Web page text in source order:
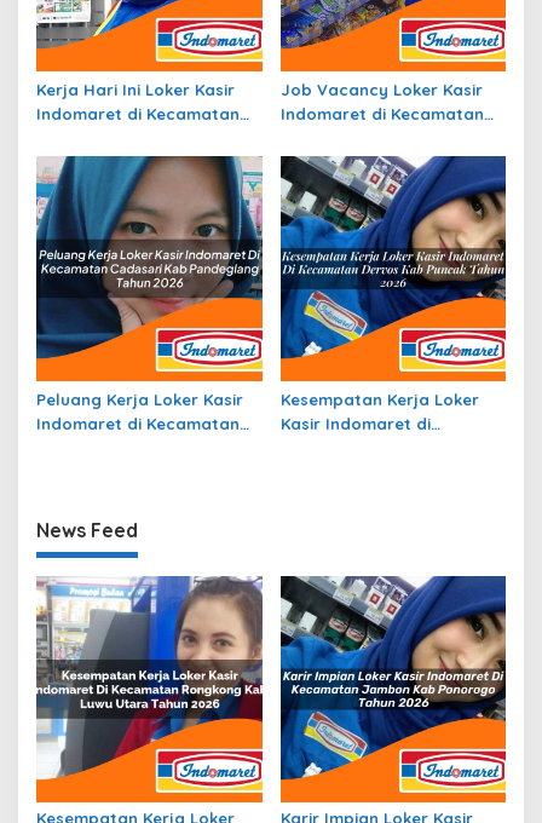
Kerja Hari Ini Loker Kasir
Indomaret di Kecamatan
Sukabumi Tahun 2026
Job Vacancy Loker Kasir
Indomaret di Kecamatan
Pesisir Selatan Tahun 2026
Peluang Kerja Loker Kasir
Indomaret di Kecamatan
Kesempatan Kerja Loker
Kasir Indomaret di
News Feed
Kesempatan Kerja Loker
Karir Impian Loker Kasir